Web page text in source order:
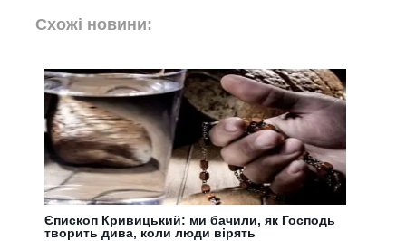
Схожі новини:
Єпископ Кривицький: ми бачили, як Господь
творить дива, коли люди вірять